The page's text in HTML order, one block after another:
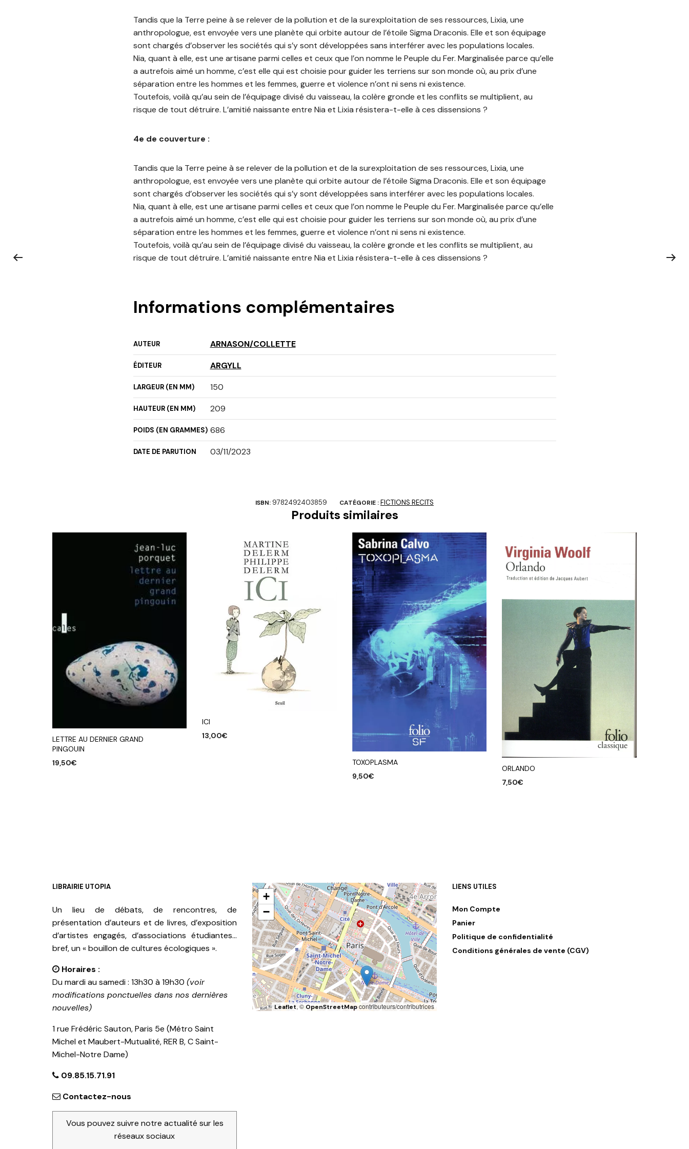
Tandis que la Terre peine à se relever de la pollution et de la surexploitation de ses ressources, Lixia, une
anthropologue, est envoyée vers une planète qui orbite autour de l’étoile Sigma Draconis. Elle et son équipage
sont chargés d’observer les sociétés qui s’y sont développées sans interférer avec les populations locales.
Nia, quant à elle, est une artisane parmi celles et ceux que l’on nomme le Peuple du Fer. Marginalisée parce qu’elle
a autrefois aimé un homme, c’est elle qui est choisie pour guider les terriens sur son monde où, au prix d’une
séparation entre les hommes et les femmes, guerre et violence n’ont ni sens ni existence.
Toutefois, voilà qu’au sein de l’équipage divisé du vaisseau, la colère gronde et les conflits se multiplient, au
risque de tout détruire. L’amitié naissante entre Nia et Lixia résistera-t-elle à ces dissensions ?
4e de couverture :
Tandis que la Terre peine à se relever de la pollution et de la surexploitation de ses ressources, Lixia, une
anthropologue, est envoyée vers une planète qui orbite autour de l’étoile Sigma Draconis. Elle et son équipage
sont chargés d’observer les sociétés qui s’y sont développées sans interférer avec les populations locales.
Nia, quant à elle, est une artisane parmi celles et ceux que l’on nomme le Peuple du Fer. Marginalisée parce qu’elle
a autrefois aimé un homme, c’est elle qui est choisie pour guider les terriens sur son monde où, au prix d’une
séparation entre les hommes et les femmes, guerre et violence n’ont ni sens ni existence.
Toutefois, voilà qu’au sein de l’équipage divisé du vaisseau, la colère gronde et les conflits se multiplient, au
risque de tout détruire. L’amitié naissante entre Nia et Lixia résistera-t-elle à ces dissensions ?
Informations complémentaires
AUTEUR ARNASON/COLLETTE
ÉDITEUR ARGYLL
LARGEUR (EN MM) 150
HAUTEUR (EN MM) 209
POIDS (EN GRAMMES) 686
DATE DE PARUTION 03/11/2023
ISBN: 9782492403859 CATÉGORIE :FICTIONS RECITS
Produits similaires
LETTRE AU DERNIER GRAND
PINGOUIN
19,50€
ICI
13,00€
TOXOPLASMA
9,50€
ORLANDO
7,50€
LIBRAIRIE UTOPIA
Un lieu de débats, de rencontres, de
présentation d’auteurs et de livres, d’exposition
d’artistes engagés, d’associations étudiantes…
bref, un « bouillon de cultures écologiques ».
Horaires :
Du mardi au samedi : 13h30 à 19h30 (voir
modifications ponctuelles dans nos dernières
nouvelles)
1 rue Frédéric Sauton, Paris 5e (Métro Saint
Michel et Maubert-Mutualité, RER B, C Saint-
Michel-Notre Dame)
09.85.15.71.91
Contactez-nous
Vous pouvez suivre notre actualité sur les
réseaux sociaux
+
−
Leaflet, ©OpenStreetMapcontributeurs/contributrices
LIENS UTILES
Mon Compte
Panier
Politique de confidentialité
Conditions générales de vente (CGV)